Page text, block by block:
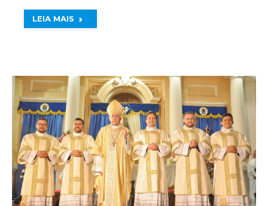
LEIA MAIS